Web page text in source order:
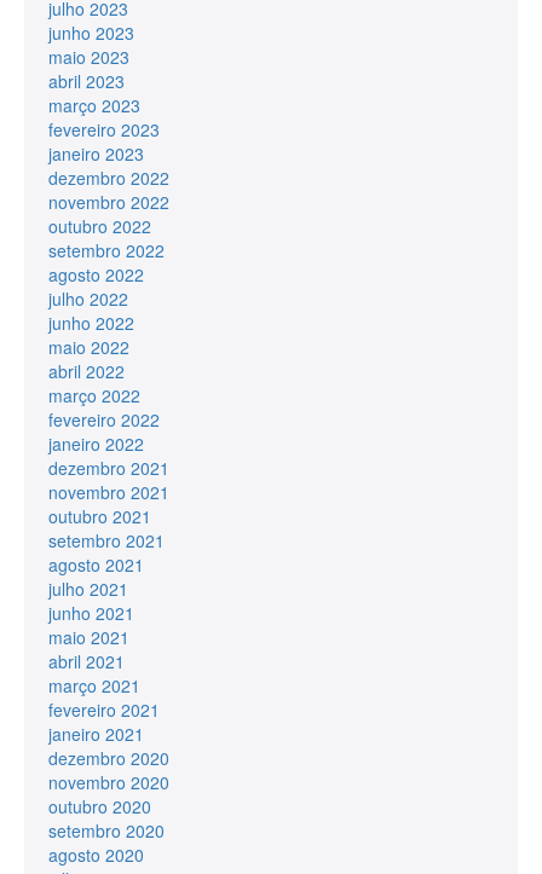
julho 2023
junho 2023
maio 2023
abril 2023
março 2023
fevereiro 2023
janeiro 2023
dezembro 2022
novembro 2022
outubro 2022
setembro 2022
agosto 2022
julho 2022
junho 2022
maio 2022
abril 2022
março 2022
fevereiro 2022
janeiro 2022
dezembro 2021
novembro 2021
outubro 2021
setembro 2021
agosto 2021
julho 2021
junho 2021
maio 2021
abril 2021
março 2021
fevereiro 2021
janeiro 2021
dezembro 2020
novembro 2020
outubro 2020
setembro 2020
agosto 2020